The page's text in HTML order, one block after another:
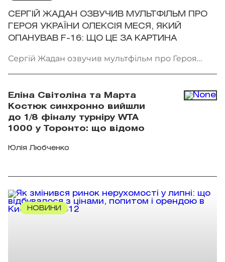
СЕРГІЙ ЖАДАН ОЗВУЧИВ МУЛЬТФІЛЬМ ПРО
ГЕРОЯ УКРАЇНИ ОЛЕКСІЯ МЕСЯ, ЯКИЙ
ОПАНУВАВ F-16: ЩО ЦЕ ЗА КАРТИНА
Сергій Жадан озвучив мультфільм про Героя
Еліна Світоліна та Марта
Костюк синхронно вийшли
до 1/8 фіналу турніру WTA
1000 у Торонто: що відомо
Юлія Любченко
НОВИНИ